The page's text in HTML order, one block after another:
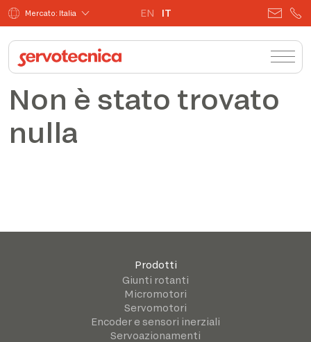
Mercato: Italia EN IT
Non è stato trovato
nulla
Prodotti
Giunti rotanti
Micromotori
Servomotori
Encoder e sensori inerziali
Servoazionamenti